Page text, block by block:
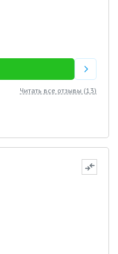
Читать все отзывы (13)